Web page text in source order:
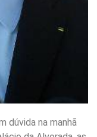
dúvida na manhã